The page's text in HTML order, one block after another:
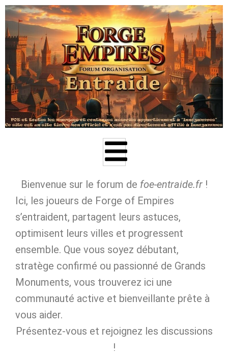
au
contenu
Bienvenue sur le forum de foe‑entraide.fr!
Ici, les joueurs de Forge of Empires
s’entraident, partagent leurs astuces,
optimisent leurs villes et progressent
ensemble. Que vous soyez débutant,
stratège confirmé ou passionné de Grands
Monuments, vous trouverez ici une
communauté active et bienveillante prête à
vous aider.
Présentez‑vous et rejoignez les discussions
!